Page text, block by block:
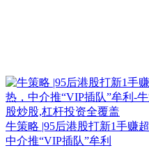
牛策略 |95后港股打新1手赚
中介推“VIP插队”牟利